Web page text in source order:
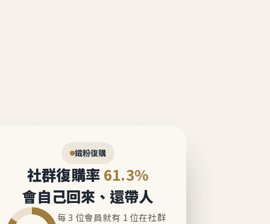
鐵粉復購
社群復購率 61.3%
會自己回來、還帶人
每 3 位會員就有 1 位在社群